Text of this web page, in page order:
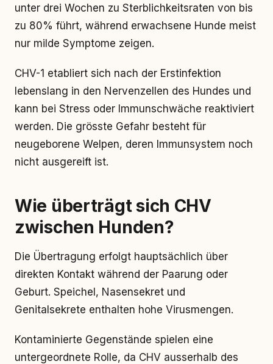
unter drei Wochen zu Sterblichkeitsraten von bis
zu 80% führt, während erwachsene Hunde meist
nur milde Symptome zeigen.
CHV-1 etabliert sich nach der Erstinfektion
lebenslang in den Nervenzellen des Hundes und
kann bei Stress oder Immunschwäche reaktiviert
werden. Die grösste Gefahr besteht für
neugeborene Welpen, deren Immunsystem noch
nicht ausgereift ist.
Wie überträgt sich CHV
zwischen Hunden?
Die Übertragung erfolgt hauptsächlich über
direkten Kontakt während der Paarung oder
Geburt. Speichel, Nasensekret und
Genitalsekrete enthalten hohe Virusmengen.
Kontaminierte Gegenstände spielen eine
untergeordnete Rolle, da CHV ausserhalb des